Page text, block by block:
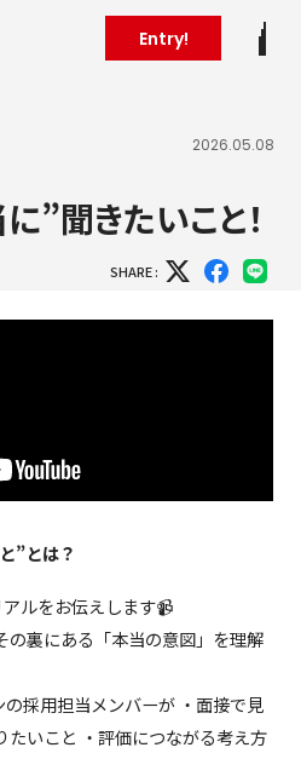
Entry!
2026.05.08
”聞きたいこと！
SHARE :
”とは？
ルをお伝えします📹
の裏にある「本当の意図」を理解
採用担当メンバーが ・面接で見
たいこと ・評価につながる考え方